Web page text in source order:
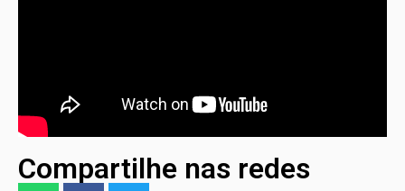
Compartilhe nas redes